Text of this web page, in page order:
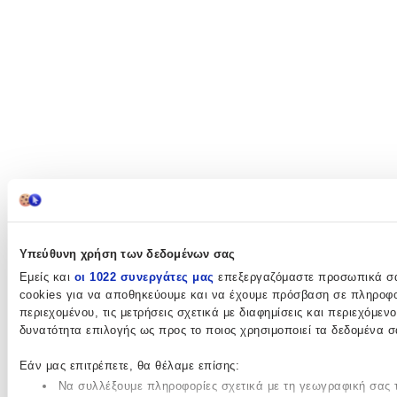
Υπεύθυνη χρήση των δεδομένων σας
Εμείς και οι 1022 συνεργάτες μας επεξεργαζόμαστε προσωπικά
cookies για να αποθηκεύουμε και να έχουμε πρόσβαση σε
περιεχομένου, τις μετρήσεις σχετικά με διαφημίσεις και
δυνατότητα επιλογής ως προς το ποιος χρησιμοποιεί τα δεδομένα
Εάν μας επιτρέπετε, θα θέλαμε επίσης:
Να συλλέξουμε πληροφορίες σχετικά με τη γεωγραφική σας